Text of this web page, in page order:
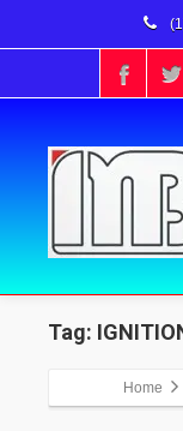
Tag:
Home